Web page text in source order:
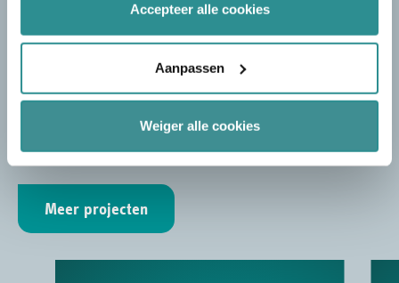
Accepteer alle cookies
Aanpassen
Weiger alle cookies
PROJECTEN
Meer projecten